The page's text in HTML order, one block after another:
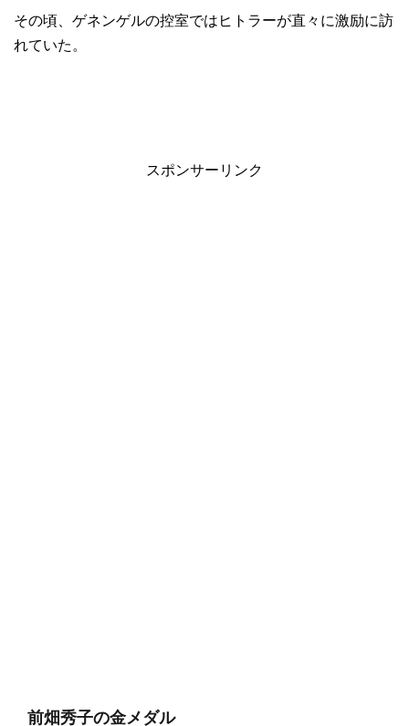
その頃、ゲネンゲルの控室ではヒトラーが直々に激励に訪
れていた。
スポンサーリンク
前畑秀子の金メダル